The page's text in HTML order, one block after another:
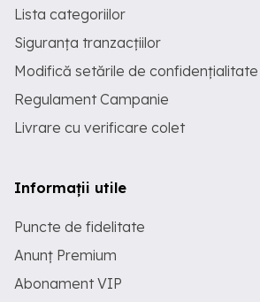
Lista categoriilor
Siguranța tranzacțiilor
Modifică setările de confidențialitate
Regulament Campanie
Livrare cu verificare colet
Informații utile
Puncte de fidelitate
Anunț Premium
Abonament VIP